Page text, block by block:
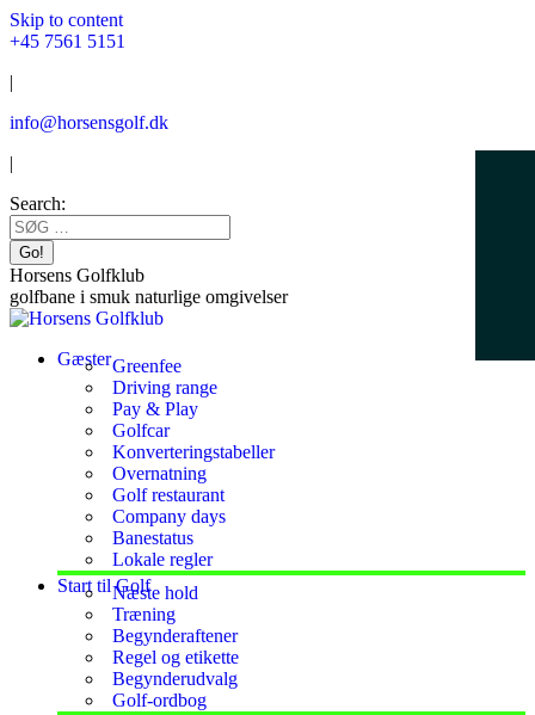
Skip to content
+45 7561 5151
|
info@horsensgolf.dk
|
Search:
Horsens Golfklub
golfbane i smuk naturlige omgivelser
GæsterGreenfee
Driving range
Pay & Play
Golfcar
Konverteringstabeller
Overnatning
Golf restaurant
Company days
Banestatus
Lokale regler
Start til GolfNæste hold
Træning
Begynderaftener
Regel og etikette
Begynderudvalg
Golf-ordbog